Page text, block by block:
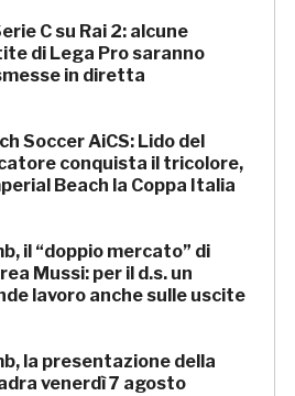
C su Rai 2: alcune
di Lega Pro saranno
in diretta
Soccer AiCS: Lido del
conquista il tricolore,
Beach la Coppa Italia
il “doppio mercato” di
Mussi: per il d.s. un
lavoro anche sulle uscite
la presentazione della
venerdì 7 agosto